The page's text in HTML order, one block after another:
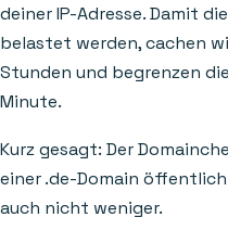
deiner IP-Adresse. Damit
belastet werden, cachen
Stunden und begrenzen
Minute.
Kurz gesagt: Der
einer .de-Domain
auch nicht weniger.